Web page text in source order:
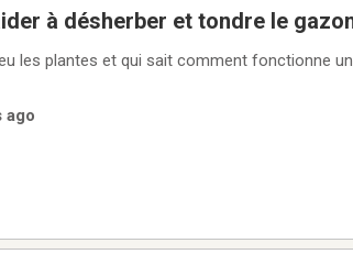
à désherber et tondre le
les plantes et qui sait comment fonctionne
ago